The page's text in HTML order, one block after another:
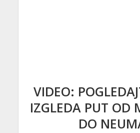
VIDEO:
IZGLEDA PUT OD
DO